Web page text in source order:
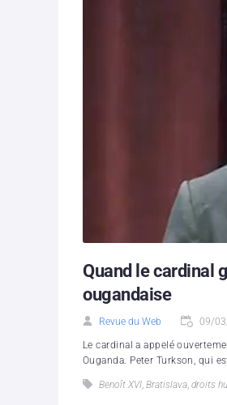
Quand le cardinal
ougandaise
Revue du Web 09/
Le cardinal a appelé
Ouganda. Peter Turkson, qui
Benoît XVI, Bratislava, droits